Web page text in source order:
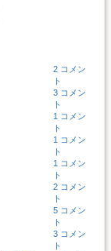
2 コメン
ト
3 コメン
ト
1 コメン
ト
1 コメン
ト
1 コメン
ト
2 コメン
ト
5 コメン
ト
3 コメン
ト